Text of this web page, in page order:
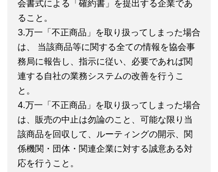
会書式による「確約書」を提出する企業であ
ること。
3.万一「不正商品」を取り扱ってしまった場合
は、 当該商品等に関する全ての情報を協会事
務局に報告し、指示に従い、必要であれば関
連する自社の業務システムの改善を行うこ
と。
4.万一「不正商品」を取り扱ってしまった場合
は、販売の中止は勿論のこと、可能な限り当
該商品を回収して、ルーティングの開示、関
係機関・団体・関連企業に対する誠意ある対
応を行うこと。